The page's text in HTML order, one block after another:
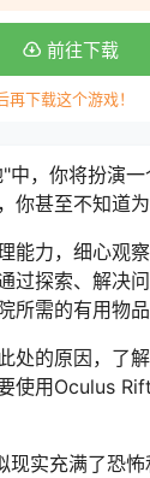
前往下载
下载这个游戏！
，你将扮演一
你甚至不知道
能力，细心观
过探索、解决
所需的有用物品
处的原因，了
使用Oculus
实充满了恐怖